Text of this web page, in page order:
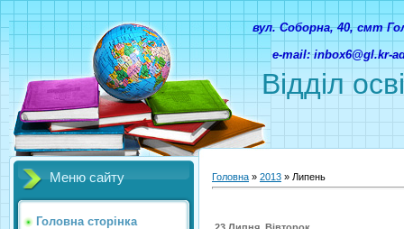
Відділ
вул. Соборна, 40, смт
e-mail: inbox6@gl.kr-
Меню сайту
Головна сторінка
Головна » 2013 » Липень